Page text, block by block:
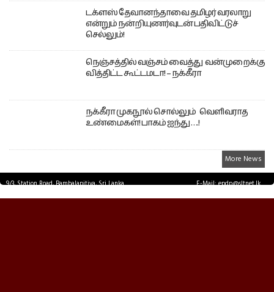
டக்ளஸ் தேவானந்தாவை தமிழர் வரலாறு
என்றும் நன்றியுணர்வுடன் பதிவிட்டுச்
செல்லும்!
நெஞ்சத்தில் வஞ்சம் வைத்து வன்முறைக்கு
வித்திட்ட கூட்டமடா! – நக்கீரா
நக்கீரா முகநூல் சொல்லும் வெளிவராத
உண்மைகள்! பாகம் ஐந்து ….!
More News
9/3, Station Road, Bambalapitiya, Sri Lanka.
E-Mail: epdp@sltnet.lk